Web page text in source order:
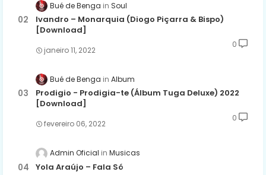
Bué de Benga Soul
Ivandro – Monarquia (Diogo Piçarra & Bispo)
[Download]
janeiro 11, 2022
0
Bué de Benga Album
Prodigio - Prodigia-te (Álbum Tuga Deluxe) 2022
[Download]
fevereiro 06, 2022
0
Admin Oficial Musicas
Yola Araújo – Fala Só